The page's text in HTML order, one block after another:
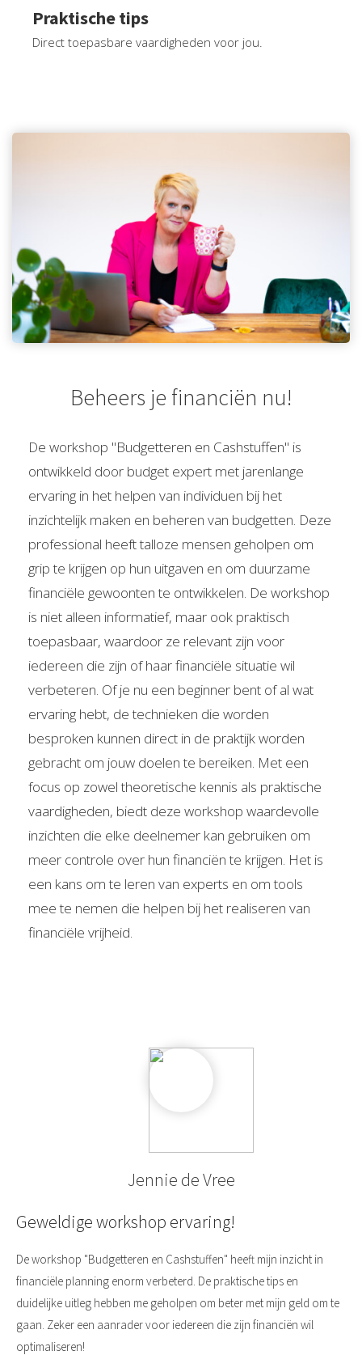
Praktische tips
Direct toepasbare vaardigheden voor jou.
Beheers je financiën nu!
De workshop "Budgetteren en Cashstuffen" is
ontwikkeld door budget expert met jarenlange
ervaring in het helpen van individuen bij het
inzichtelijk maken en beheren van budgetten. Deze
professional heeft talloze mensen geholpen om
grip te krijgen op hun uitgaven en om duurzame
financiële gewoonten te ontwikkelen. De workshop
is niet alleen informatief, maar ook praktisch
toepasbaar, waardoor ze relevant zijn voor
iedereen die zijn of haar financiële situatie wil
verbeteren. Of je nu een beginner bent of al wat
ervaring hebt, de technieken die worden
besproken kunnen direct in de praktijk worden
gebracht om jouw doelen te bereiken. Met een
focus op zowel theoretische kennis als praktische
vaardigheden, biedt deze workshop waardevolle
inzichten die elke deelnemer kan gebruiken om
meer controle over hun financiën te krijgen. Het is
een kans om te leren van experts en om tools
mee te nemen die helpen bij het realiseren van
financiële vrijheid.
Jennie de Vree
Geweldige workshop ervaring!
De workshop "Budgetteren en Cashstuffen" heeft mijn inzicht in
financiële planning enorm verbeterd. De praktische tips en
duidelijke uitleg hebben me geholpen om beter met mijn geld om te
gaan. Zeker een aanrader voor iedereen die zijn financiën wil
optimaliseren!